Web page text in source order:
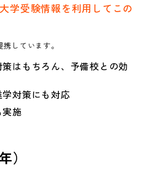
学受験情報を利用してこの
しています。
はもちろん、予備校との効
対策にも対応
施
）